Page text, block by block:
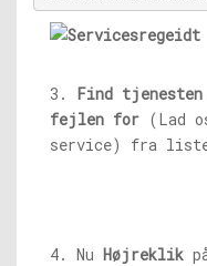
3. Find tjenesten
fejlen for (Lad
service) fra
4. Nu Højreklik